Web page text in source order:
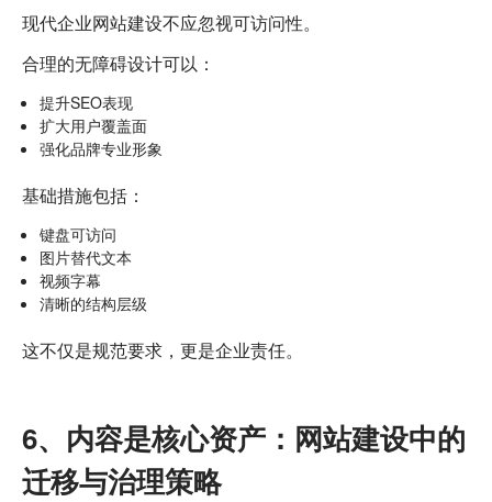
现代企业网站建设不应忽视可访问性。
合理的无障碍设计可以：
提升SEO表现
扩大用户覆盖面
强化品牌专业形象
基础措施包括：
键盘可访问
图片替代文本
视频字幕
清晰的结构层级
这不仅是规范要求，更是企业责任。
6、内容是核心资产：网站建设中的
迁移与治理策略